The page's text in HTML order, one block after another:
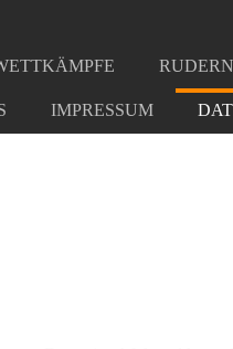
IMPRESSUM